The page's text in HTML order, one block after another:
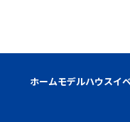
ホームモデルハウスイ